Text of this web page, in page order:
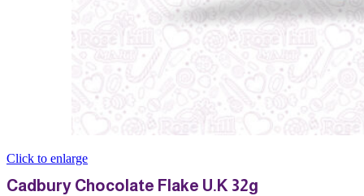
Click to enlarge
Cadbury Chocolate Flake U.K 32g